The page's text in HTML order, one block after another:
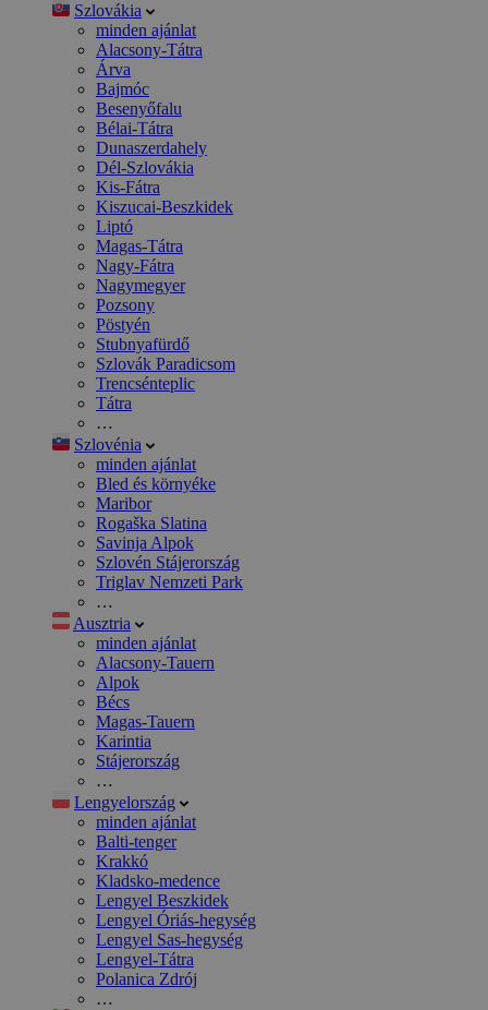
Szlovákia
minden ajánlat
Alacsony-Tátra
Árva
Bajmóc
Besenyőfalu
Bélai-Tátra
Dunaszerdahely
Dél-Szlovákia
Kis-Fátra
Kiszucai-Beszkidek
Liptó
Magas-Tátra
Nagy-Fátra
Nagymegyer
Pozsony
Pöstyén
Stubnyafürdő
Szlovák Paradicsom
Trencsénteplic
Tátra
…
Szlovénia
minden ajánlat
Bled és környéke
Maribor
Rogaška Slatina
Savinja Alpok
Szlovén Stájerország
Triglav Nemzeti Park
…
Ausztria
minden ajánlat
Alacsony-Tauern
Alpok
Bécs
Magas-Tauern
Karintia
Stájerország
…
Lengyelország
minden ajánlat
Balti-tenger
Krakkó
Kladsko-medence
Lengyel Beszkidek
Lengyel Óriás-hegység
Lengyel Sas-hegység
Lengyel-Tátra
Polanica Zdrój
…